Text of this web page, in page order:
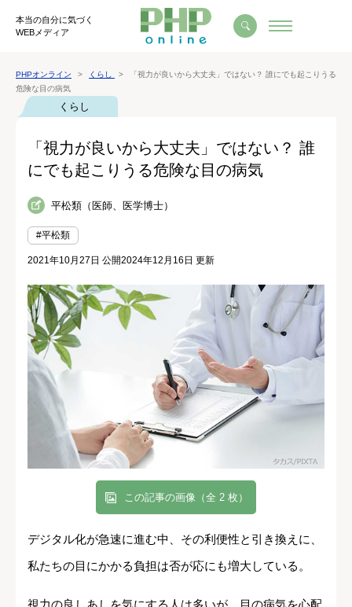
本当の自分に気づく
WEBメディア
PHPオンライン くらし
「視力が良いから大丈夫」ではない？ 誰にでも起こりうる
危険な目の病気
くらし
「視力が良いから大丈夫」ではない？ 誰
にでも起こりうる危険な目の病気
平松類（医師、医学博士）
#平松類
2021年10月27日 公開2024年12月16日 更新
この記事の画像（全 2 枚）
デジタル化が急速に進む中、その利便性と引き換えに、
私たちの目にかかる負担は否が応にも増大している。